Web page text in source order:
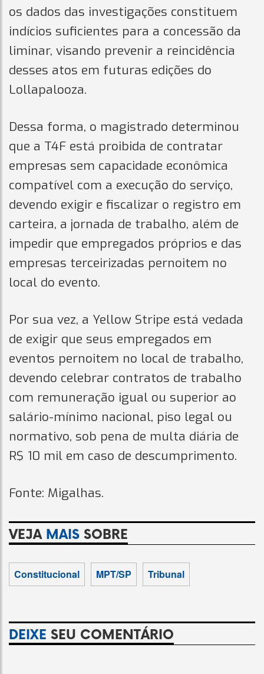
os dados das investigações constituem
indícios suficientes para a concessão da
liminar, visando prevenir a reincidência
desses atos em futuras edições do
Lollapalooza.
Dessa forma, o magistrado determinou
que a T4F está proibida de contratar
empresas sem capacidade econômica
compatível com a execução do serviço,
devendo exigir e fiscalizar o registro em
carteira, a jornada de trabalho, além de
impedir que empregados próprios e das
empresas terceirizadas pernoitem no
local do evento.
Por sua vez, a Yellow Stripe está vedada
de exigir que seus empregados em
eventos pernoitem no local de trabalho,
devendo celebrar contratos de trabalho
com remuneração igual ou superior ao
salário-mínimo nacional, piso legal ou
normativo, sob pena de multa diária de
R$ 10 mil em caso de descumprimento.
Fonte: Migalhas.
VEJA MAIS SOBRE
Constitucional MPT/SP Tribunal
DEIXE SEU COMENTÁRIO